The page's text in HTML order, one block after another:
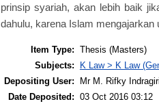
prinsip syariah, akan lebih baik
dahulu, karena Islam
Item Type: Thesis (Masters)
Subjects:
K Law > K Law
Depositing User:
Mr M. Rifky Indragiri
Date Deposited: 03 Oct 2016 03:12